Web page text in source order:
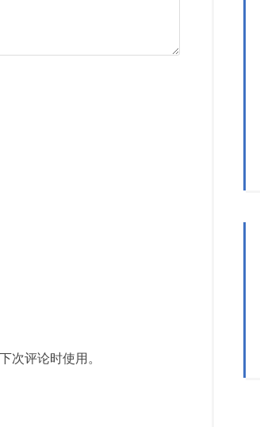
次评论时使用。